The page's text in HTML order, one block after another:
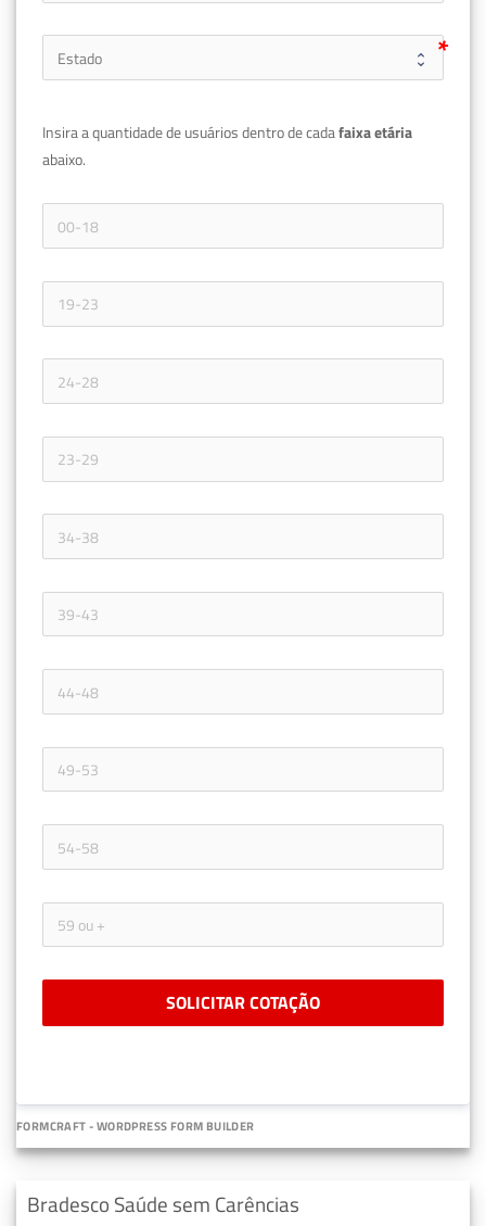
Insira a quantidade de usuários dentro de cada
abaixo.
SOLICITAR COTAÇÃO
FORMCRAFT - WORDPRESS FORM BUILDER
Bradesco Saúde sem Carências